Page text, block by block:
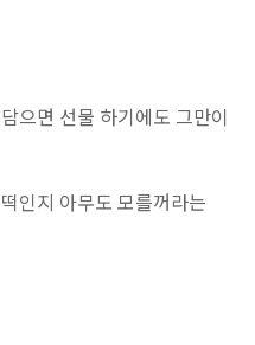
으면 선물 하기에도 그만이
인지 아무도 모를꺼라는